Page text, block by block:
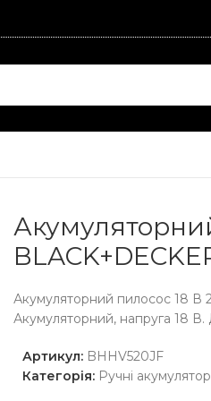
Акумуляторний пилосос 18 В
Акумуляторний, напруга 18 В.
Артикул: BHHV520JF
Категорія: Ручні